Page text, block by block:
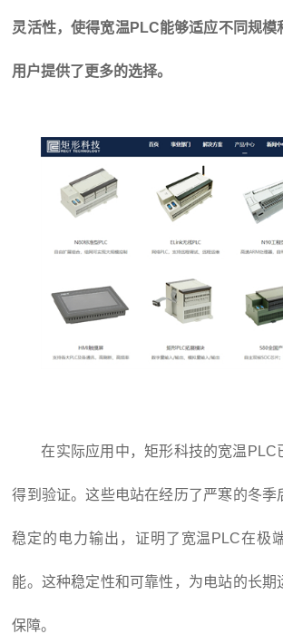
灵活性，使得宽温PLC能够适应不同规模
用户提供了更多的选择。
在实际应用中，矩形科技的宽温PLC
得到验证。这些电站在经历了严寒的冬季
稳定的电力输出，证明了宽温PLC在极
能。这种稳定性和可靠性，为电站的长期
保障。